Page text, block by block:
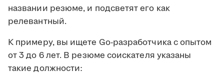
названии резюме, и подсветят его как
релевантный.
К примеру, вы ищете Go-разработчика с опытом
от 3 до 6 лет. В резюме соискателя указаны
такие должности: